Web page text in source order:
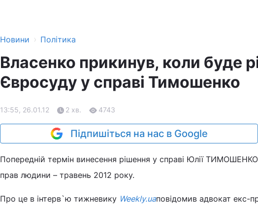
Новини › Політика
Власенко прикинув, коли буде
Євросуду у справі Тимошенко
13:55, 26.01.12 2 хв. 4743
Підпишіться на нас в Google
Попередній термін винесення рішення у справі Юлії
прав людини – травень 2012 року.
Про це в інтерв`ю тижневику Weekly.uaповідомив адвокат екс-